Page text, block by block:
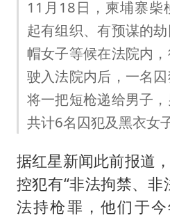
11月18日，柬埔寨柴
起有组织、有预谋的
帽女子等候在法院内
驶入法院内后，一名
将一把短枪递给男子
共计6名囚犯及黑衣女
据红星新闻此前报道
控犯有“非法拘禁、非
法持枪罪，他们于